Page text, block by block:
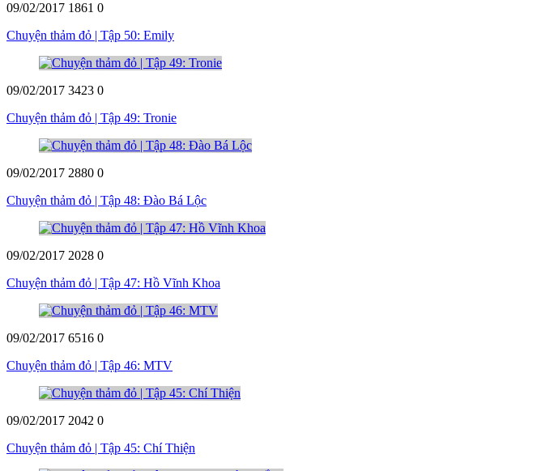
09/02/2017 1861 0
Chuyện thảm đỏ | Tập 50: Emily
09/02/2017 3423 0
Chuyện thảm đỏ | Tập 49: Tronie
09/02/2017 2880 0
Chuyện thảm đỏ | Tập 48: Đào Bá Lộc
09/02/2017 2028 0
Chuyện thảm đỏ | Tập 47: Hồ Vĩnh Khoa
09/02/2017 6516 0
Chuyện thảm đỏ | Tập 46: MTV
09/02/2017 2042 0
Chuyện thảm đỏ | Tập 45: Chí Thiện